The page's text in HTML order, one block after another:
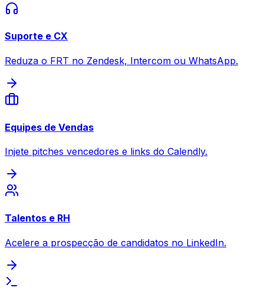
Suporte e CX
Reduza o FRT no Zendesk, Intercom ou WhatsApp.
Equipes de Vendas
Injete pitches vencedores e links do Calendly.
Talentos e RH
Acelere a prospecção de candidatos no LinkedIn.